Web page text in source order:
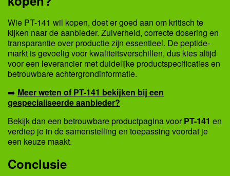
Wie PT-141 wil kopen, doet er goed aan om kritisch te
kijken naar de aanbieder. Zuiverheid, correcte dosering en
transparantie over productie zijn essentieel. De peptide-
markt is gevoelig voor kwaliteitsverschillen, dus kies altijd
voor een leverancier met duidelijke productspecificaties en
betrouwbare achtergrondinformatie.
➡️ Meer weten of PT-141 bekijken bij een
gespecialiseerde aanbieder?
Bekijk dan een betrouwbare productpagina voorPT-141 en
verdiep je in de samenstelling en toepassing voordat je
een keuze maakt.
Conclusie